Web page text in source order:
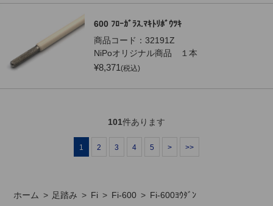
600 ﾌﾛｰｶﾞﾗｽ.ﾏｷﾄﾘﾎﾞｳﾂｷ
商品コード： 32191Z
NiPoオリジナル商品 １本
¥8,371(税込)
101件あります
1 2 3 4 5 > >>
ホーム > 足踏み > Fi > Fi-600 > Fi-600ﾖｳﾀﾞﾝ